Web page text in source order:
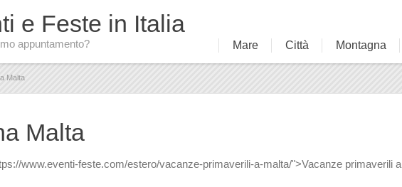
e Feste in Italia
appuntamento? Mare Città Montagna
Malta
Malta
www.eventi-feste.com/estero/vacanze-primaverili-a-malta/">Vacanze primaverili a